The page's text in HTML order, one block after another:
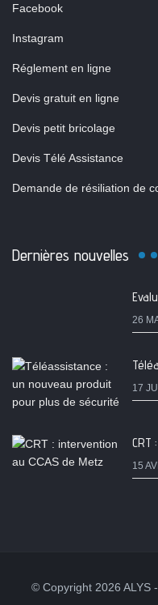
Facebook
Instagram
Réglement en ligne
Devis gratuit en ligne
Devis petit bricolage
Devis Télé Assistance
Demande de résiliation de
Dernières nouvelles
26
17
CRT
15
© Copyright 2026 ALYS